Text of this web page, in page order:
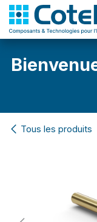
Tous les produits